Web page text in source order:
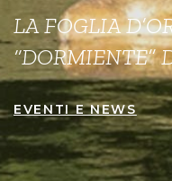
LA FOGLIA
“DORMIENTE”
EVENTI E NEWS